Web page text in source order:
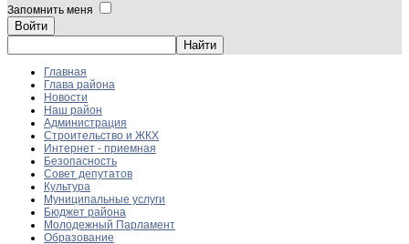
Запомнить меня
Войти
Главная
Глава района
Новости
Наш район
Администрация
Строительство и ЖКХ
Интернет - приемная
Безопасность
Совет депутатов
Культура
Муниципальные услуги
Бюджет района
Молодежный Парламент
Образование